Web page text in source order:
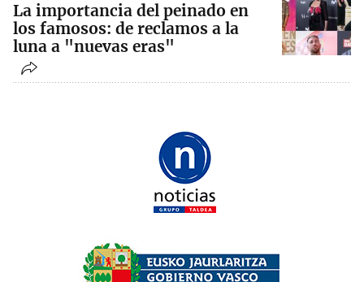
La importancia del peinado en
los famosos: de reclamos a la
luna a "nuevas eras"